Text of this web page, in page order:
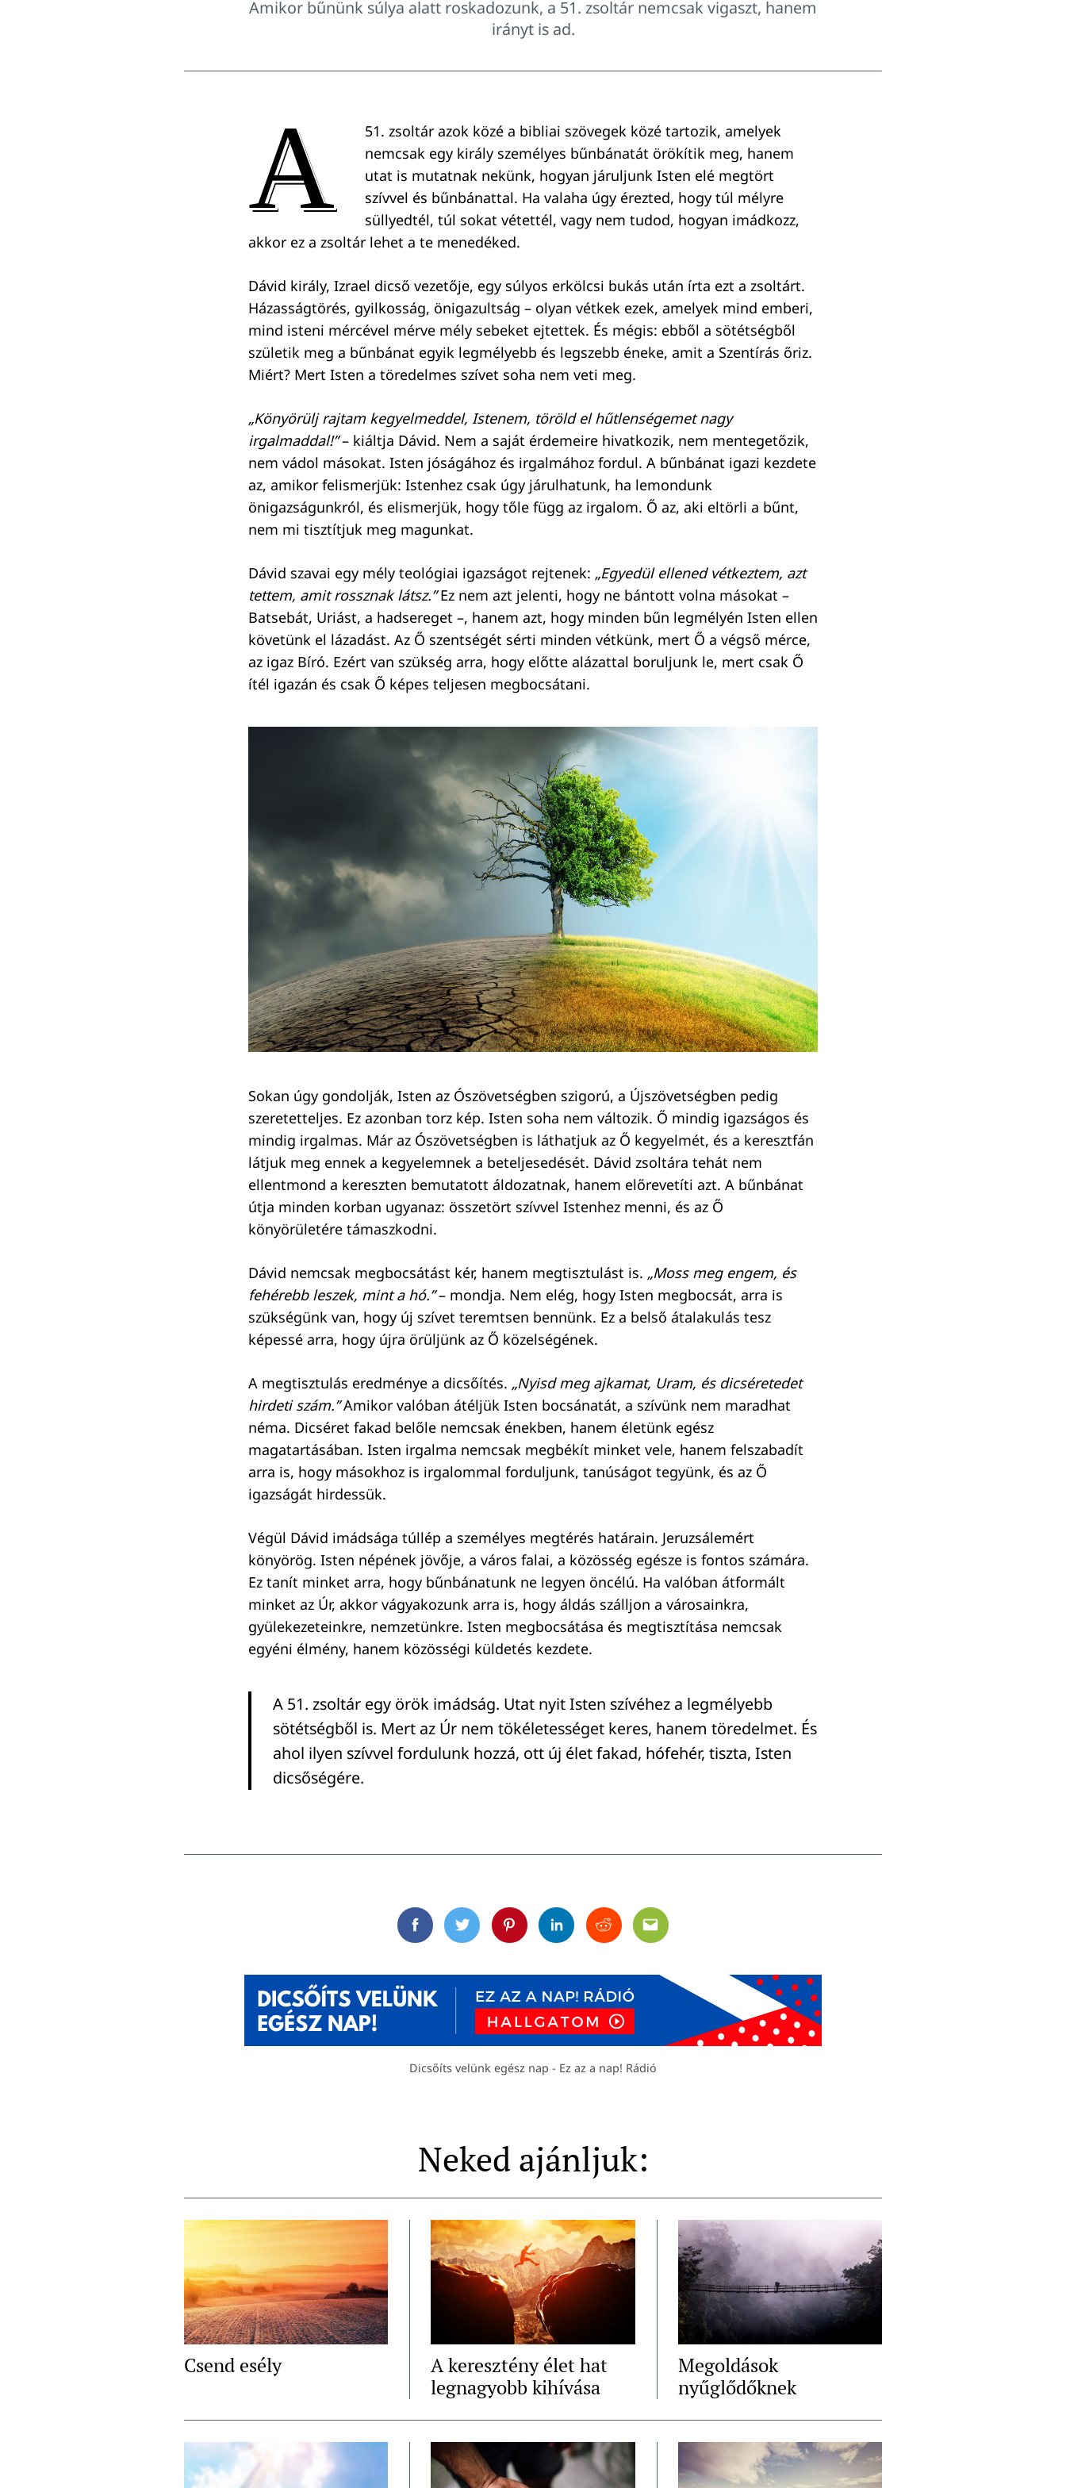
Amikor bűnünk súlya alatt roskadozunk, a 51. zsoltár nemcsak vigaszt, hanem
irányt is ad.
A
51. zsoltár azok közé a bibliai szövegek közé tartozik, amelyek
nemcsak egy király személyes bűnbánatát örökítik meg, hanem
utat is mutatnak nekünk, hogyan járuljunk Isten elé megtört
szívvel és bűnbánattal. Ha valaha úgy érezted, hogy túl mélyre
süllyedtél, túl sokat vétettél, vagy nem tudod, hogyan imádkozz,
akkor ez a zsoltár lehet a te menedéked.
Dávid király, Izrael dicső vezetője, egy súlyos erkölcsi bukás után írta ezt a zsoltárt.
Házasságtörés, gyilkosság, önigazultság – olyan vétkek ezek, amelyek mind emberi,
mind isteni mércével mérve mély sebeket ejtettek. És mégis: ebből a sötétségből
születik meg a bűnbánat egyik legmélyebb és legszebb éneke, amit a Szentírás őriz.
Miért? Mert Isten a töredelmes szívet soha nem veti meg.
„Könyörülj rajtam kegyelmeddel, Istenem, töröld el hűtlenségemet nagy
irgalmaddal!”– kiáltja Dávid. Nem a saját érdemeire hivatkozik, nem mentegetőzik,
nem vádol másokat. Isten jóságához és irgalmához fordul. A bűnbánat igazi kezdete
az, amikor felismerjük: Istenhez csak úgy járulhatunk, ha lemondunk
önigazságunkról, és elismerjük, hogy tőle függ az irgalom. Ő az, aki eltörli a bűnt,
nem mi tisztítjuk meg magunkat.
Dávid szavai egy mély teológiai igazságot rejtenek: „Egyedül ellened vétkeztem, azt
tettem, amit rossznak látsz.”Ez nem azt jelenti, hogy ne bántott volna másokat –
Batsebát, Uriást, a hadsereget –, hanem azt, hogy minden bűn legmélyén Isten ellen
követünk el lázadást. Az Ő szentségét sérti minden vétkünk, mert Ő a végső mérce,
az igaz Bíró. Ezért van szükség arra, hogy előtte alázattal boruljunk le, mert csak Ő
ítél igazán és csak Ő képes teljesen megbocsátani.
Sokan úgy gondolják, Isten az Ószövetségben szigorú, a Újszövetségben pedig
szeretetteljes. Ez azonban torz kép. Isten soha nem változik. Ő mindig igazságos és
mindig irgalmas. Már az Ószövetségben is láthatjuk az Ő kegyelmét, és a keresztfán
látjuk meg ennek a kegyelemnek a beteljesedését. Dávid zsoltára tehát nem
ellentmond a kereszten bemutatott áldozatnak, hanem előrevetíti azt. A bűnbánat
útja minden korban ugyanaz: összetört szívvel Istenhez menni, és az Ő
könyörületére támaszkodni.
Dávid nemcsak megbocsátást kér, hanem megtisztulást is. „Moss meg engem, és
fehérebb leszek, mint a hó.”– mondja. Nem elég, hogy Isten megbocsát, arra is
szükségünk van, hogy új szívet teremtsen bennünk. Ez a belső átalakulás tesz
képessé arra, hogy újra örüljünk az Ő közelségének.
A megtisztulás eredménye a dicsőítés. „Nyisd meg ajkamat, Uram, és dicséretedet
hirdeti szám.”Amikor valóban átéljük Isten bocsánatát, a szívünk nem maradhat
néma. Dicséret fakad belőle nemcsak énekben, hanem életünk egész
magatartásában. Isten irgalma nemcsak megbékít minket vele, hanem felszabadít
arra is, hogy másokhoz is irgalommal forduljunk, tanúságot tegyünk, és az Ő
igazságát hirdessük.
Végül Dávid imádsága túllép a személyes megtérés határain. Jeruzsálemért
könyörög. Isten népének jövője, a város falai, a közösség egésze is fontos számára.
Ez tanít minket arra, hogy bűnbánatunk ne legyen öncélú. Ha valóban átformált
minket az Úr, akkor vágyakozunk arra is, hogy áldás szálljon a városainkra,
gyülekezeteinkre, nemzetünkre. Isten megbocsátása és megtisztítása nemcsak
egyéni élmény, hanem közösségi küldetés kezdete.
A 51. zsoltár egy örök imádság. Utat nyit Isten szívéhez a legmélyebb
sötétségből is. Mert az Úr nem tökéletességet keres, hanem töredelmet. És
ahol ilyen szívvel fordulunk hozzá, ott új élet fakad, hófehér, tiszta, Isten
dicsőségére.
FacebookTwitterPinterestLinkedinRedditEmail
Dicsőíts velünk egész nap - Ez az a nap! Rádió
Neked ajánljuk:
Csend esély
A keresztény élet hat
legnagyobb kihívása
Megoldások
nyűglődőknek